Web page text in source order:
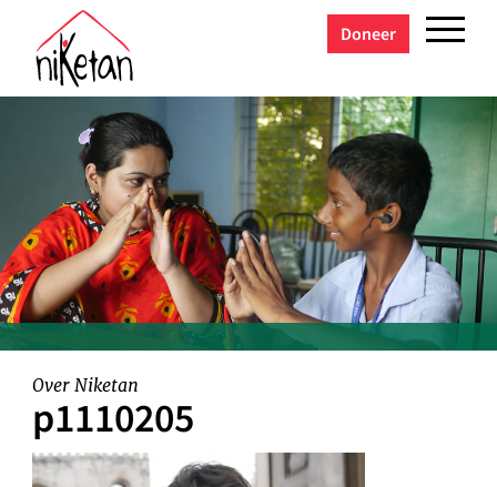
Doneer
Over Niketan
p1110205